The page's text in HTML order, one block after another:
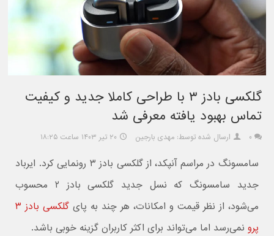
گلکسی بادز ۳ با طراحی کاملا جدید و کیفیت
تماس بهبود یافته معرفی شد
۰ ارسال شده توسط: مهدی بارجین ۲۰ تیر ۱۴۰۳ ساعت ۱۸:۲۵
سامسونگ در مراسم آنپکد، از گلکسی بادز ۳ رونمایی کرد. ایرباد
جدید سامسونگ که نسل جدید گلکسی بادز ۲ محسوب
می‌شود، از نظر قیمت و امکانات، هر چند به پای
گلکسی بادز ۳
پرو نمی‌رسد اما می‌تواند برای اکثر کاربران گزینه خوبی باشد.